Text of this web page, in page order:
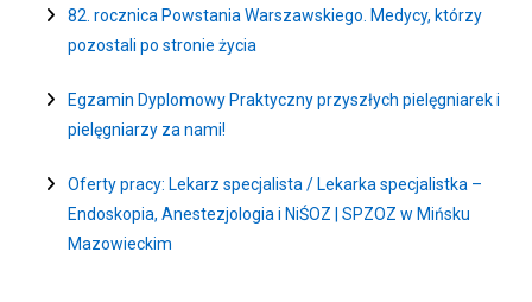
82. rocznica Powstania Warszawskiego. Medycy, którzy
pozostali po stronie życia
Egzamin Dyplomowy Praktyczny przyszłych pielęgniarek i
pielęgniarzy za nami!
Oferty pracy: Lekarz specjalista / Lekarka specjalistka –
Endoskopia, Anestezjologia i NiŚOZ | SPZOZ w Mińsku
Mazowieckim